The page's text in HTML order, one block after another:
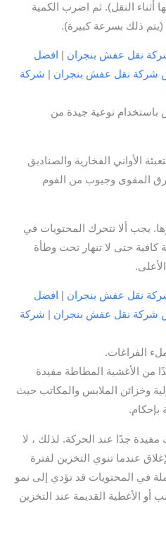
أثناء النقل). ثم اضرب الكمية
(يتم ذلك بسرعة كبيرة).
نقل عفش بنجران
افضل
شركة نقل عفش بنجران
شركة
نوعية جيدة من
الأواني الفخارية والصناديق
المقوى وجيوب من الفوم
يجب ألا تتحرك المحتويات في
كافية حتى لا تنهار تحت وطأة
نقل عفش بنجران
افضل
شركة نقل عفش بنجران
شركة
الفراغات.
من الأغشية المطاطة مفيدة
وخزائن الملابس والمكاتب حيث
بإحكام.
مفيدة جدًا عند الحركة. لذلك ، لا
عندما تنوي التخزين لفترة
في المحتويات قد تؤدي إلى نمو
الأغطية القديمة عند التخزين